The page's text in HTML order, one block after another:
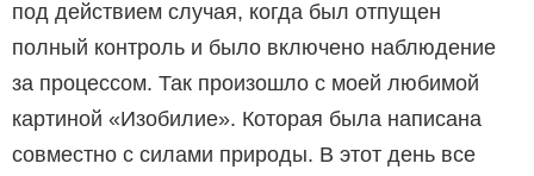
под действием случая, когда был отпущен
полный контроль и было включено наблюдение
за процессом. Так произошло с моей любимой
картиной «Изобилие». Которая была написана
совместно с силами природы. В этот день все